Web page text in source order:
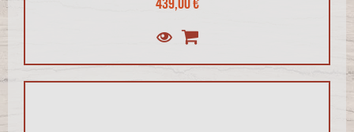
439,00 €